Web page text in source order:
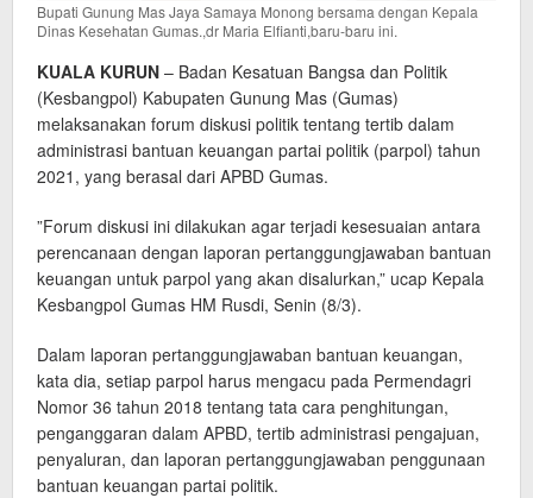
Bupati Gunung Mas Jaya Samaya Monong bersama dengan Kepala
Dinas Kesehatan Gumas.,dr Maria Elfianti,baru-baru ini.
KUALA KURUN – Badan Kesatuan Bangsa dan Politik
(Kesbangpol) Kabupaten Gunung Mas (Gumas)
melaksanakan forum diskusi politik tentang tertib dalam
administrasi bantuan keuangan partai politik (parpol) tahun
2021, yang berasal dari APBD Gumas.
”Forum diskusi ini dilakukan agar terjadi kesesuaian antara
perencanaan dengan laporan pertanggungjawaban bantuan
keuangan untuk parpol yang akan disalurkan,” ucap Kepala
Kesbangpol Gumas HM Rusdi, Senin (8/3).
Dalam laporan pertanggungjawaban bantuan keuangan,
kata dia, setiap parpol harus mengacu pada Permendagri
Nomor 36 tahun 2018 tentang tata cara penghitungan,
penganggaran dalam APBD, tertib administrasi pengajuan,
penyaluran, dan laporan pertanggungjawaban penggunaan
bantuan keuangan partai politik.